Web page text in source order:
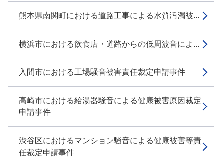
熊本県南関町における道路工事による水質汚濁被...
横浜市における飲食店・道路からの低周波音によ...
入間市における工場騒音被害責任裁定申請事件
高崎市における給湯器騒音による健康被害原因裁定
申請事件
渋谷区におけるマンション騒音による健康被害等責
任裁定申請事件